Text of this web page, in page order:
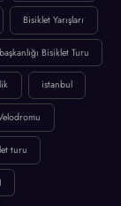
Bisiklet Yarışları
Bisiklet Turu
istanbul
turu